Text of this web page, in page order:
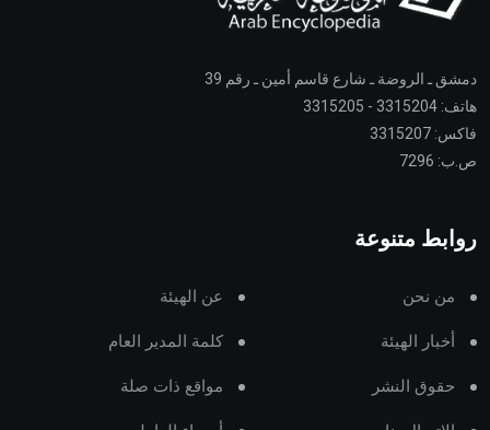
دمشق ـ الروضة ـ شارع قاسم أمين ـ رقم 39
هاتف: 3315204 - 3315205
فاكس: 3315207
ص.ب: 7296
روابط متنوعة
من نحن عن الهيئة
أخبار الهيئة كلمة المدير العام
حقوق النشر مواقع ذات صلة